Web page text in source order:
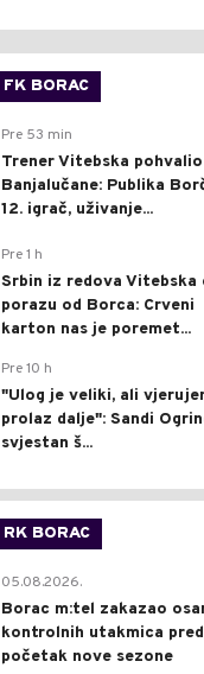
FK BORAC
Pre 53 min
Trener Vitebska pohvalio
Banjalučane: Publika
12. igrač, uživanje...
Pre 1 h
Srbin iz redova Vitebska
porazu od Borca: Crveni
karton nas je poremet...
Pre 10 h
"Ulog je veliki, ali
prolaz dalje": Sandi
svjestan š...
RK BORAC
05.08.2026.
Borac m:tel zakazao
kontrolnih utakmica pred
početak nove sezone